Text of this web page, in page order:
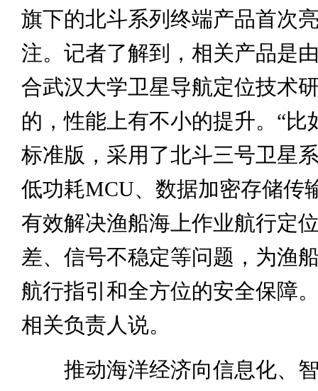
旗下的北斗系列终端产品首次
注。记者了解到，相关产品是
合武汉大学卫星导航定位技术
的，性能上有不小的提升。“比
标准版，采用了北斗三号卫星
低功耗MCU、数据加密存储传
有效解决渔船海上作业航行定
差、信号不稳定等问题，为渔
航行指引和全方位的安全保障
相关负责人说。
推动海洋经济向信息化、智